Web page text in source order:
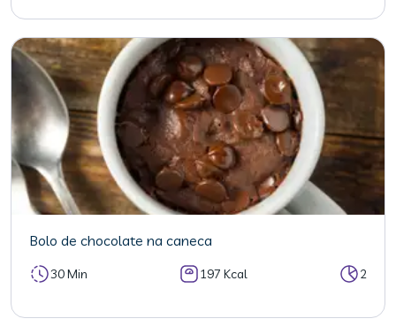
Bolo de chocolate na caneca
30 Min 197 Kcal 2